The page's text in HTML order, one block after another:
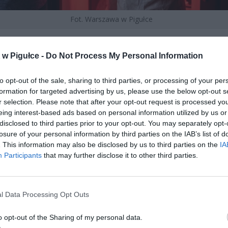
Pigułce - Do Not Process My Personal Information
opt-out of the sale, sharing to third parties, or processing of your
for targeted advertising by us, please use the below opt-out
selection. Please note that after your opt-out request is processed
interest-based ads based on personal information utilized by us
to third parties prior to your opt-out. You may separately
of your personal information by third parties on the IAB’s list of
This information may also be disclosed by us to third parties on the
Participants that may further disclose it to other third parties.
Data Processing Opt Outs
opt-out of the Sharing of my personal data.
Fot. Warszawa w Pigułce
FIRMY
dla zrozumienia uprawnień Sanepidu jest rozróżnienie między
a „zakładem pracy”. Zgodnie z ustawą o Państwowej Inspekcji
inspektorzy mają prawo wstępu do zakładów pracy oraz wszelkich
i urządzeń użyteczności publicznej. Jeżeli w Centralnej Ewidencji i
o Działalności Gospodarczej (CEIDG) jako miejsce wykonywania
wskazałeś swój adres domowy i faktycznie przyjmujesz tam
towary, Twój dom w świetle prawa staje się zakładem pracy.